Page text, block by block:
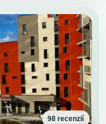
98 recenzií